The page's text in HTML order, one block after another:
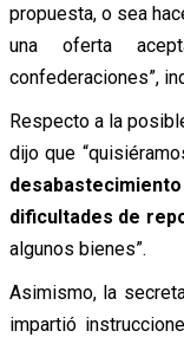
propuesta, o sea
una oferta
confederaciones”,
Respecto a la
dijo que
dificultades de
algunos bienes”.
Asimismo, la
impartió